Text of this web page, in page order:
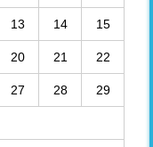
13 14 15
20 21 22
27 28 29